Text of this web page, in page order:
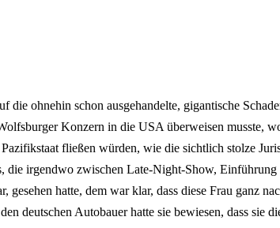
die ohnehin schon ausgehandelte, gigantische
Konzern in die USA überweisen musste,
fließen würden, wie die sichtlich stolze
die irgendwo zwischen Late-Night-Show, Einführung
gesehen hatte, dem war klar, dass diese Frau ganz
deutschen Autobauer hatte sie bewiesen, dass sie